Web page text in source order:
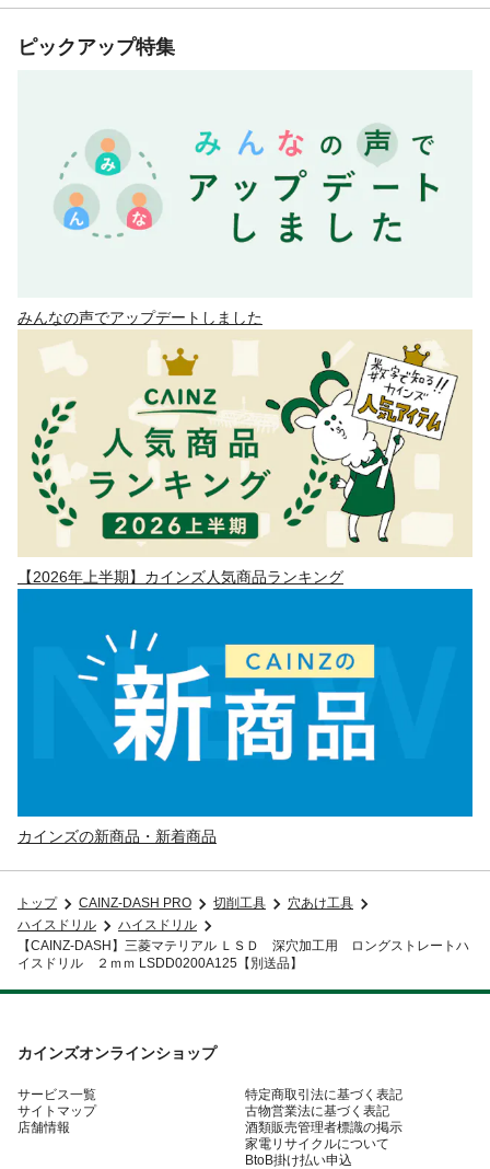
ピックアップ特集
みんなの声でアップデートしました
【2026年上半期】カインズ人気商品ランキング
カインズの新商品・新着商品
トップ CAINZ-DASH PRO 切削工具
穴あけ工具
ハイスドリル
ハイスドリル
【CAINZ-DASH】三菱マテリアル ＬＳＤ 深穴加工用 ロングストレートハ
イスドリル ２ｍｍ LSDD0200A125【別送品】
カインズオンラインショップ
サービス一覧
サイトマップ
店舗情報
特定商取引法に基づく表記
古物営業法に基づく表記
酒類販売管理者標識の掲示
家電リサイクルについて
BtoB掛け払い申込